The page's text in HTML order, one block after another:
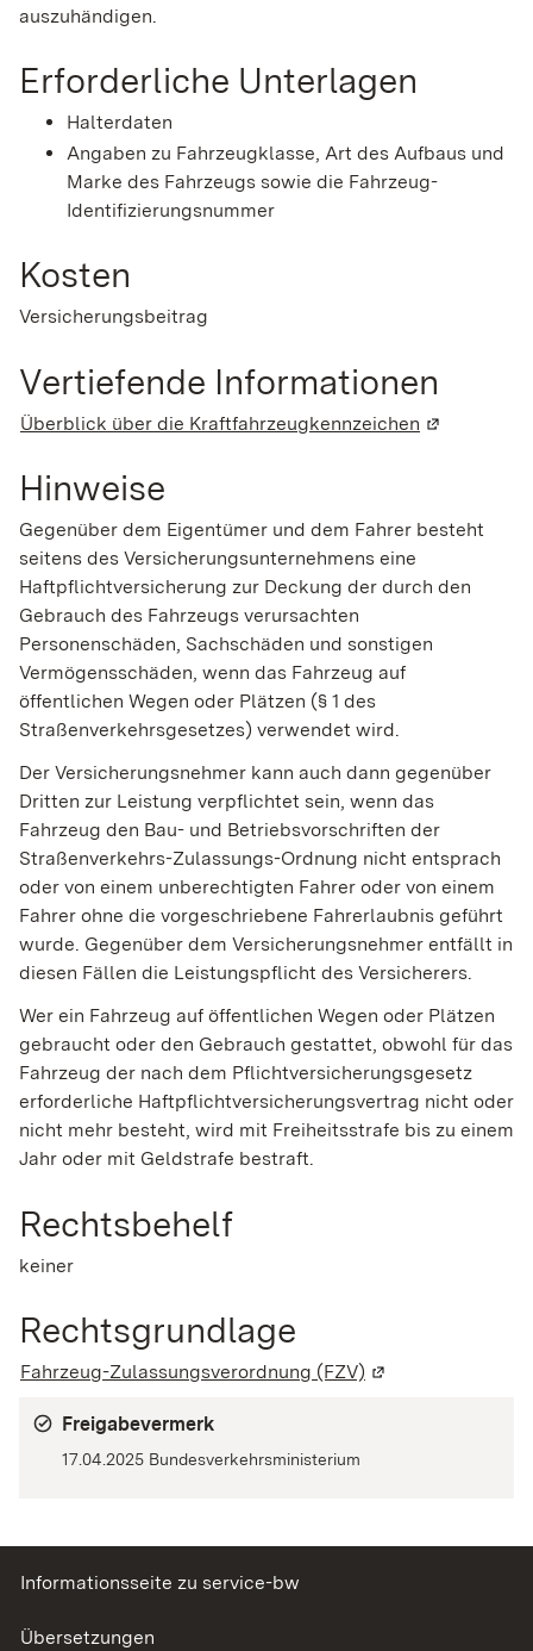
auszuhändigen.
Erforderliche Unterlagen
Halterdaten
Angaben zu Fahrzeugklasse, Art des Aufbaus und
Marke des Fahrzeugs sowie die Fahrzeug-
Identifizierungsnummer
Kosten
Versicherungsbeitrag
Vertiefende Informationen
Überblick über die Kraftfahrzeugkennzeichen (Wird in
Hinweise
Gegenüber dem Eigentümer und dem Fahrer besteht
seitens des Versicherungsunternehmens eine
Haftpflichtversicherung zur Deckung der durch den
Gebrauch des Fahrzeugs verursachten
Personenschäden, Sachschäden und sonstigen
Vermögensschäden, wenn das Fahrzeug auf
öffentlichen Wegen oder Plätzen (§ 1 des
Straßenverkehrsgesetzes) verwendet wird.
Der Versicherungsnehmer kann auch dann gegenüber
Dritten zur Leistung verpflichtet sein, wenn das
Fahrzeug den Bau- und Betriebsvorschriften der
Straßenverkehrs-Zulassungs-Ordnung nicht entsprach
oder von einem unberechtigten Fahrer oder von einem
Fahrer ohne die vorgeschriebene Fahrerlaubnis geführt
wurde. Gegenüber dem Versicherungsnehmer entfällt in
diesen Fällen die Leistungspflicht des Versicherers.
Wer ein Fahrzeug auf öffentlichen Wegen oder Plätzen
gebraucht oder den Gebrauch gestattet, obwohl für das
Fahrzeug der nach dem Pflichtversicherungsgesetz
erforderliche Haftpflichtversicherungsvertrag nicht oder
nicht mehr besteht, wird mit Freiheitsstrafe bis zu einem
Jahr oder mit Geldstrafe bestraft.
Rechtsbehelf
keiner
Rechtsgrundlage
Fahrzeug-Zulassungsverordnung (FZV) (Wird in einem
Freigabevermerk
17.04.2025 Bundesverkehrsministerium
Informationsseite zu service-bw
Übersetzungen